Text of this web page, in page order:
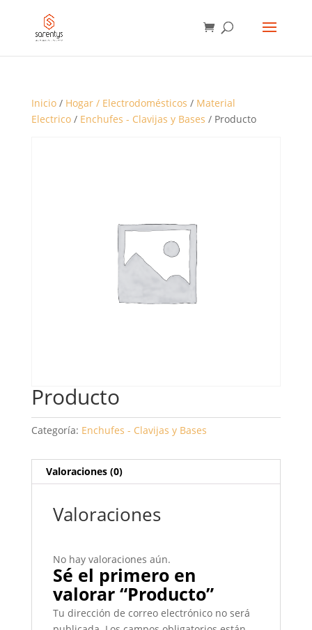
PRODUCTOS
Inicio/ Hogar / Electrodomésticos / Material
Electrico/ Enchufes - Clavijas y Bases / Producto
Producto
Categoría: Enchufes - Clavijas y Bases
Valoraciones (0)
Valoraciones
No hay valoraciones aún.
Sé el primero en
valorar “Producto”
Tu dirección de correo electrónico no será